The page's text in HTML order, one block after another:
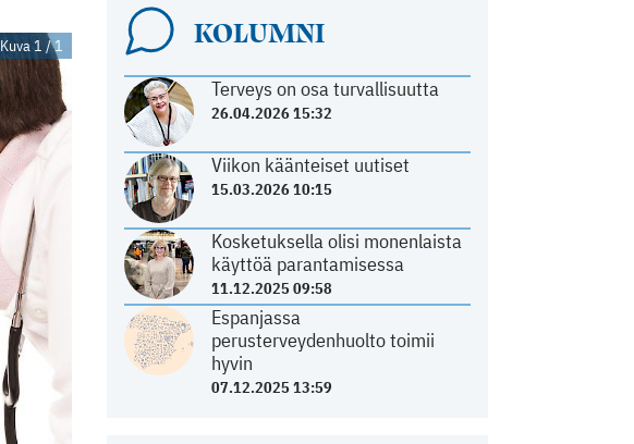
KOLUMNI
Terveys on osa turvallisuutta
26.04.2026 15:32
Viikon käänteiset uutiset
15.03.2026 10:15
Kosketuksella olisi monenlaista
käyttöä parantamisessa
11.12.2025 09:58
Espanjassa
perusterveydenhuolto toimii
hyvin
07.12.2025 13:59
Kuva 1 / 1